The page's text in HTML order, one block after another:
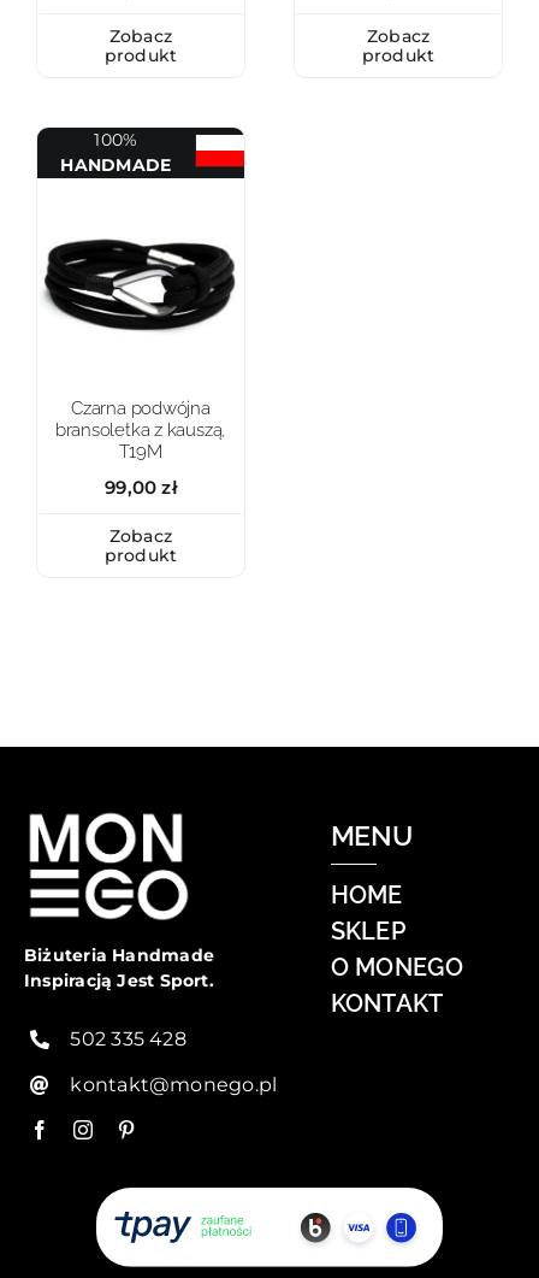
Zobacz
produkt
Zobacz
produkt
100%
HANDMADE
Czarna podwójna
bransoletka z kauszą,
T19M
99,00zł
Zobacz
produkt
Biżuteria Handmade
Inspiracją Jest Sport.
502 335 428
kontakt@monego.pl
MENU
HOME
SKLEP
O MONEGO
KONTAKT